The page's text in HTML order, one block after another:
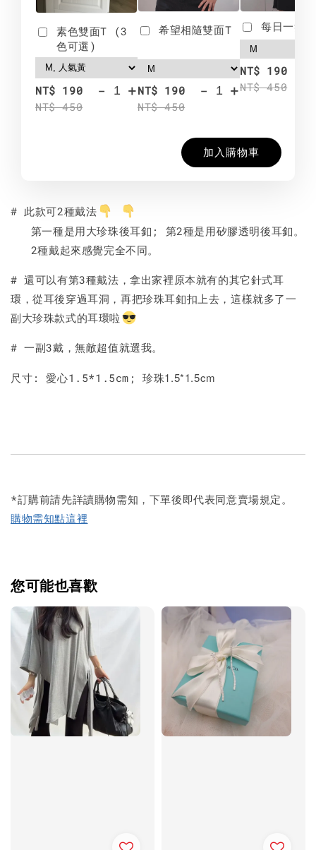
素色雙面T (3
色可選)
NT$ 190
NT$ 450
- +
希望相隨雙面T
NT$ 190
NT$ 450
- +
每日一笑
NT$ 190
NT$ 450
加入購物車
# 此款可2種戴法
第一種是用大珍珠後耳釦; 第2種是用矽膠透明後耳釦。
2種戴起來感覺完全不同。
# 還可以有第3種戴法，拿出家裡原本就有的其它針式耳
環，從耳後穿過耳洞，再把珍珠耳釦扣上去，這樣就多了一
副大珍珠款式的耳環啦
# 一副3戴，無敵超值就選我。
尺寸: 愛心1.5*1.5cm; 珍珠1.5*1.5cm
*訂購前請先詳讀購物需知，下單後即代表同意賣場規定。
購物需知點這裡
您可能也喜歡